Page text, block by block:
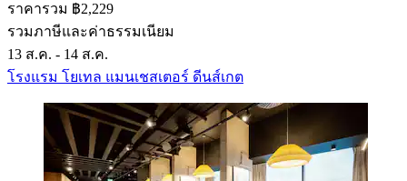
ราคารวม ฿2,229
รวมภาษีและค่าธรรมเนียม
13 ส.ค. - 14 ส.ค.
โรงแรม โยเทล แมนเชสเตอร์ ดีนส์เกต